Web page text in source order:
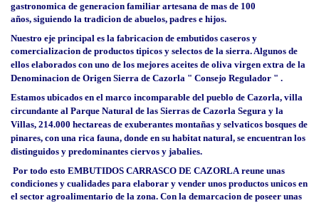
gastronomica de generacion familiar artesana de mas de 100
años, siguiendo la tradicion de abuelos, padres e hijos.
Nuestro eje principal es la fabricacion de embutidos caseros y
comercializacion de productos tipicos y selectos de la sierra. Algunos de
ellos elaborados con uno de los mejores aceites de oliva virgen extra de la
Denominacion de Origen Sierra de Cazorla " Consejo Regulador " .
Estamos ubicados en el marco incomparable del pueblo de Cazorla, villa
circundante al Parque Natural de las Sierras de Cazorla Segura y la
Villas, 214.000 hectareas de exuberantes montañas y selvaticos bosques de
pinares, con una rica fauna, donde en su habitat natural, se encuentran los
distinguidos y predominantes ciervos y jabalies.
Por todo esto EMBUTIDOS CARRASCO DE CAZORLA reune unas
condiciones y cualidades para elaborar y vender unos productos unicos en
el sector agroalimentario de la zona. Con la demarcacion de poseer unas